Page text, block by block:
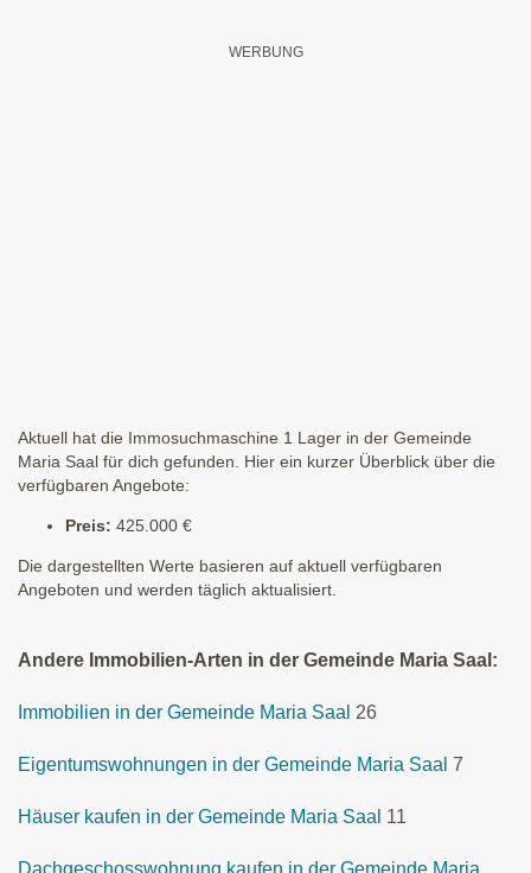
Aktuell hat die Immosuchmaschine 1 Lager in der Gemeinde
Maria Saal für dich gefunden. Hier ein kurzer Überblick über die
verfügbaren Angebote:
Preis: 425.000 €
Die dargestellten Werte basieren auf aktuell verfügbaren
Angeboten und werden täglich aktualisiert.
Andere Immobilien-Arten in der Gemeinde Maria Saal:
Immobilien in der Gemeinde Maria Saal 26
Eigentumswohnungen in der Gemeinde Maria Saal 7
Häuser kaufen in der Gemeinde Maria Saal 11
Dachgeschosswohnung kaufen in der Gemeinde Maria